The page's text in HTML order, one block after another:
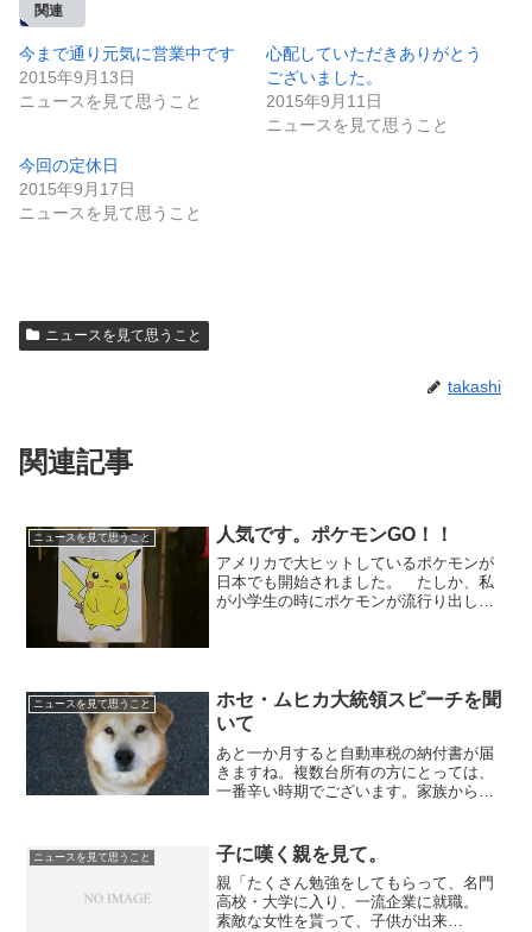
関連
今まで通り元気に営業中です
2015年9月13日
ニュースを見て思うこと
心配していただきありがとう
ございました。
2015年9月11日
ニュースを見て思うこと
今回の定休日
2015年9月17日
ニュースを見て思うこと
ニュースを見て思うこと
takashi
関連記事
ニュースを見て思うこと 人気です。ポケモンGO！！
アメリカで大ヒットしているポケモンが
日本でも開始されました。 たしか、私
が小学生の時にポケモンが流行り出し、
ニュースを見て思うこと
ホセ・ムヒカ大統領スピーチを聞
いて
あと一か月すると自動車税の納付書が届
きますね。複数台所有の方にとっては、
一番辛い時期でございます。家族から白
ませんし、しかも古い車は去年からこっ
そりと１５％アップですか...
ニュースを見て思うこと 子に嘆く親を見て。
親「たくさん勉強をしてもらって、名門
高校・大学に入り、一流企業に就職。
素敵な女性を貰って、子供が出来